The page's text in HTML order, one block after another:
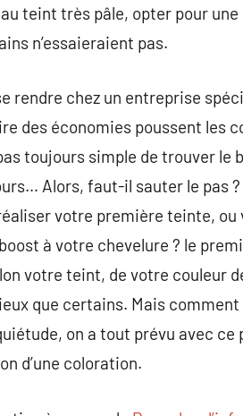
teint très pâle, opter pour
n’essaieraient pas.
rendre chez un entreprise
des économies poussent les
toujours simple de trouver
Alors, faut-il sauter le pas
votre première teinte,
à votre chevelure ? le
votre teint, de votre couleur
que certains. Mais comment
on a tout prévu avec
d’une coloration.